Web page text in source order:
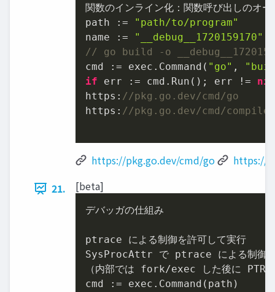
関数のインライン化：関数呼び出しのオ
path :=
"path/to/program"
name :=
"__debug__1720159170"
// go build -o
cmd := exec.Command( "go" ,
if err := cmd.Run(); err != nil
https: //pkg.go.dev/cmd/go
https: //pkg.go.dev/cmd/
https://pkg.go.dev/cmd/go
https://
21.
[beta]
デバッガの仕組み
ptrace による制御を許可して実行
SysProcAttr で ptrace による制御
（内部では fork/exec した後に
cmd := exec.Command(path)